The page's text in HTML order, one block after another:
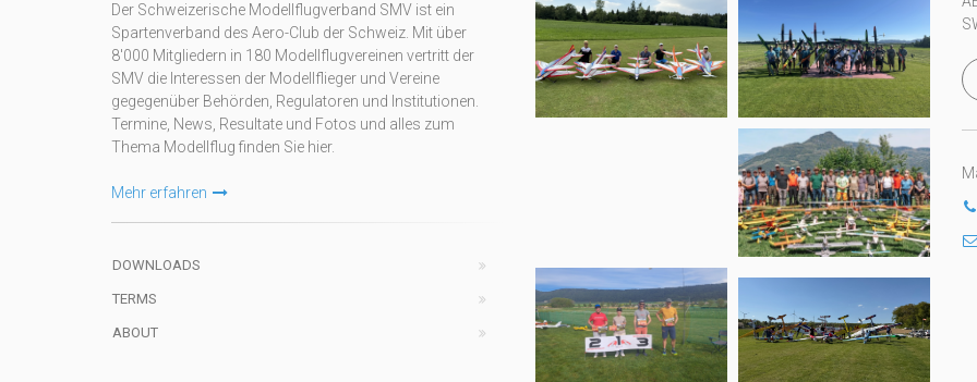
Der Schweizerische Modellflugverband SMV ist ein
Spartenverband des Aero-Club der Schweiz. Mit über
8'000 Mitgliedern in 180 Modellflugvereinen vertritt der
SMV die Interessen der Modellflieger und Vereine
gegegenüber Behörden, Regulatoren und Institutionen.
Termine, News, Resultate und Fotos und alles zum
Thema Modellflug finden Sie hier.
Mehr erfahren
DOWNLOADS
TERMS
ABOUT